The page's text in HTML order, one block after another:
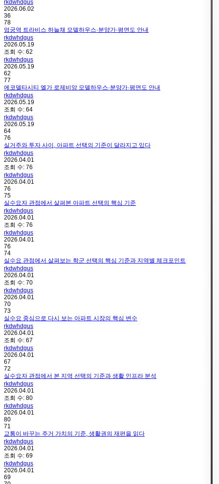
rkdwhdgus
2026.06.02
36
78
엄궁역 트라비스 하늘채 모델하우스·분양가·평면도 안내
rkdwhdgus
2026.05.19
조회 수: 62
rkdwhdgus
2026.05.19
62
77
에코델타시티 엘가 로제비앙 모델하우스·분양가·평면도 안내
rkdwhdgus
2026.05.19
조회 수: 64
rkdwhdgus
2026.05.19
64
76
실거주와 투자 사이, 아파트 선택의 기준이 달라지고 있다
rkdwhdgus
2026.04.01
조회 수: 76
rkdwhdgus
2026.04.01
76
75
실수요자 관점에서 살펴본 아파트 선택의 핵심 기준
rkdwhdgus
2026.04.01
조회 수: 76
rkdwhdgus
2026.04.01
76
74
실수요 관점에서 살펴보는 학군 선택의 핵심 기준과 지역별 체크포인트
rkdwhdgus
2026.04.01
조회 수: 70
rkdwhdgus
2026.04.01
70
73
실수요 중심으로 다시 보는 아파트 시장의 핵심 변수
rkdwhdgus
2026.04.01
조회 수: 67
rkdwhdgus
2026.04.01
67
72
실수요자 관점에서 본 지역 선택의 기준과 생활 인프라 분석
rkdwhdgus
2026.04.01
조회 수: 80
rkdwhdgus
2026.04.01
80
71
교통이 바꾸는 주거 가치의 기준, 생활권의 재편을 읽다
rkdwhdgus
2026.04.01
조회 수: 69
rkdwhdgus
2026.04.01
69